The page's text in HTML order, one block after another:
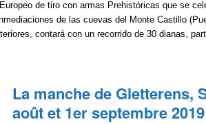
de tiro con armas Prehistóricas que se
de las cuevas del Monte Castillo
contará con un recorrido de 30 dianas,
La manche de Gletterens,
août et 1er septembre 2019